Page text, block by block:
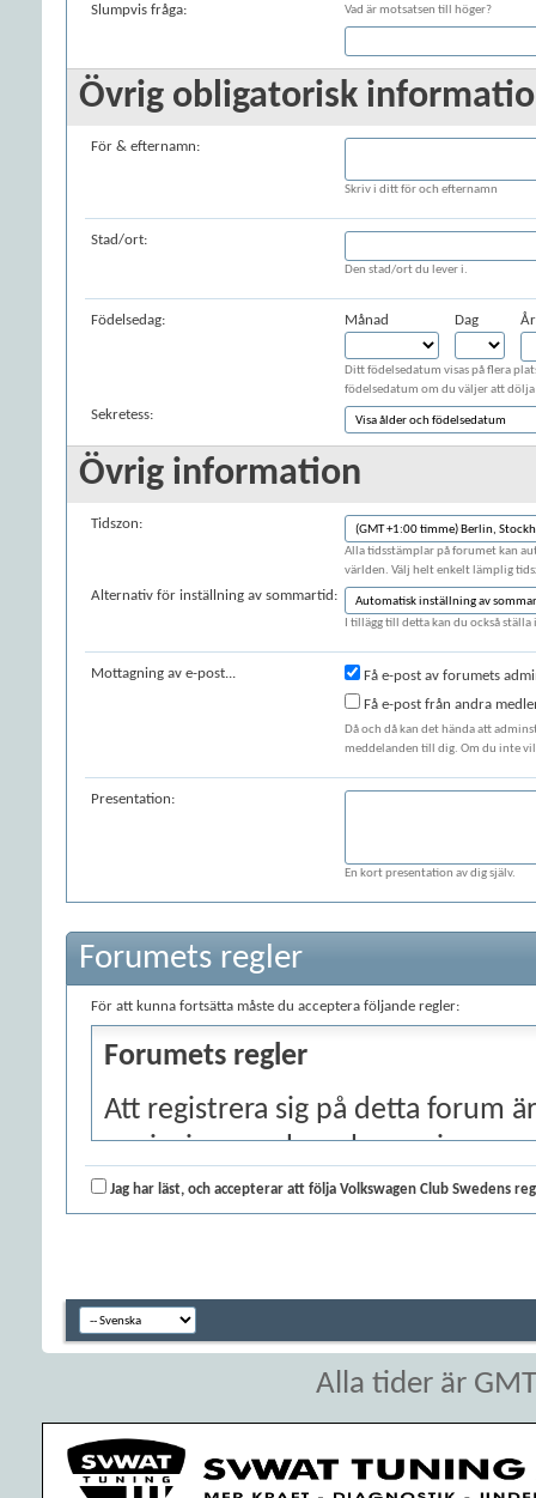
Slumpvis fråga: Vad är motsatsen till höger?
Övrig obligatorisk
För & efternamn:
Skriv i ditt för och efternamn
Stad/ort:
Den stad/ort du lever i.
Födelsedag: Månad Dag År
Ditt födelsedatum visas på flera
födelsedatum om du väljer att
Sekretess:
Övrig information
Tidszon:
Alla tidsstämplar på forumet kan
världen. Välj helt enkelt lämplig
Alternativ för inställning av sommartid:
I tillägg till detta kan du också
Mottagning av e-post...
Få e-post av forumets
Få e-post från andra
Då och då kan det hända att
meddelanden till dig. Om du inte
Presentation:
En kort presentation av dig själv.
Forumets regler
För att kunna fortsätta måste du acceptera följande regler:
Forumets regler
Att registrera sig på detta forum
anvisningar och regler angivna
regler, bocka i rutan att du har
index.
Trots att administratörer och
kommer att försöka hålla alla
webbplatsen är det omöjligt att
meddelanden uttrycker den
Jag har läst, och accepterar att följa Volkswagen Club Swedens
Alla tider är